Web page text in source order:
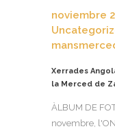
noviembre
Xerrades
la Merced de
ÀLBUM DE
novembre,